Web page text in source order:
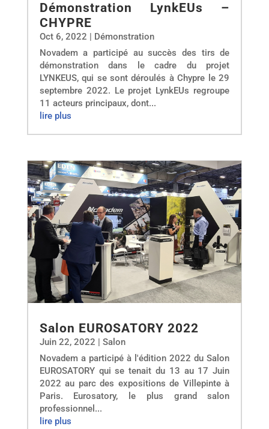
Démonstration LynkEUs –
CHYPRE
Oct 6, 2022
Démonstration
Novadem a participé au succès des tirs de
démonstration dans le cadre du projet
LYNKEUS, qui se sont déroulés à Chypre le 29
septembre 2022. Le projet LynkEUs regroupe
11 acteurs principaux, dont...
lire plus
Salon EUROSATORY 2022
Juin 22, 2022 | Salon
Novadem a participé à l'édition 2022 du Salon
EUROSATORY qui se tenait du 13 au 17 Juin
2022 au parc des expositions de Villepinte à
Paris. Eurosatory, le plus grand salon
professionnel...
lire plus